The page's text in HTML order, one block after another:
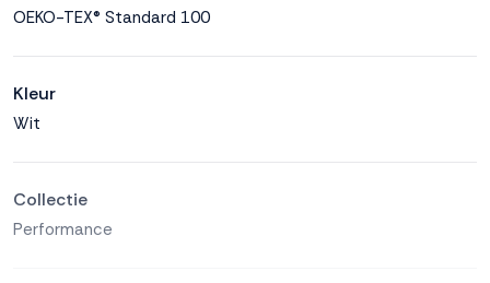
OEKO-TEX® Standard 100
Kleur
Wit
Collectie
Performance